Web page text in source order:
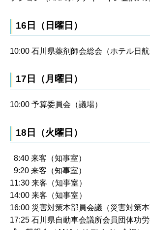
16日（日曜日）
10:00 石川県薬剤師会総会（ホテル日航
17日（月曜日）
10:00 予算委員会（議場）
18日（火曜日）
8:40 来客（知事室）
9:20 来客（知事室）
11:30 来客（知事室）
14:00 来客（知事室）
16:00 災害対策本部員会議（災害対策本
17:25 石川県自動車会議所会員団体功